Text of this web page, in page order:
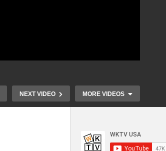
NEXT VIDEO MORE VIDEOS